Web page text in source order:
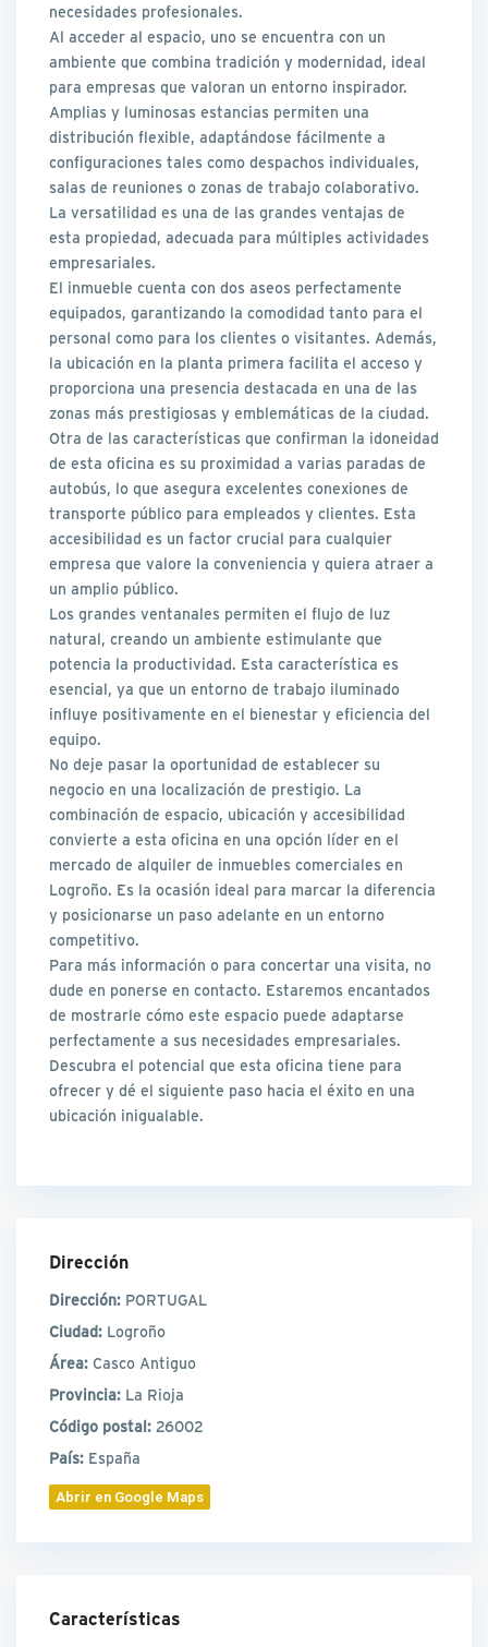
necesidades profesionales.
Al acceder al espacio, uno se encuentra con un
ambiente que combina tradición y modernidad, ideal
para empresas que valoran un entorno inspirador.
Amplias y luminosas estancias permiten una
distribución flexible, adaptándose fácilmente a
configuraciones tales como despachos individuales,
salas de reuniones o zonas de trabajo colaborativo.
La versatilidad es una de las grandes ventajas de
esta propiedad, adecuada para múltiples actividades
empresariales.
El inmueble cuenta con dos aseos perfectamente
equipados, garantizando la comodidad tanto para el
personal como para los clientes o visitantes. Además,
la ubicación en la planta primera facilita el acceso y
proporciona una presencia destacada en una de las
zonas más prestigiosas y emblemáticas de la ciudad.
Otra de las características que confirman la idoneidad
de esta oficina es su proximidad a varias paradas de
autobús, lo que asegura excelentes conexiones de
transporte público para empleados y clientes. Esta
accesibilidad es un factor crucial para cualquier
empresa que valore la conveniencia y quiera atraer a
un amplio público.
Los grandes ventanales permiten el flujo de luz
natural, creando un ambiente estimulante que
potencia la productividad. Esta característica es
esencial, ya que un entorno de trabajo iluminado
influye positivamente en el bienestar y eficiencia del
equipo.
No deje pasar la oportunidad de establecer su
negocio en una localización de prestigio. La
combinación de espacio, ubicación y accesibilidad
convierte a esta oficina en una opción líder en el
mercado de alquiler de inmuebles comerciales en
Logroño. Es la ocasión ideal para marcar la diferencia
y posicionarse un paso adelante en un entorno
competitivo.
Para más información o para concertar una visita, no
dude en ponerse en contacto. Estaremos encantados
de mostrarle cómo este espacio puede adaptarse
perfectamente a sus necesidades empresariales.
Descubra el potencial que esta oficina tiene para
ofrecer y dé el siguiente paso hacia el éxito en una
ubicación inigualable.
Dirección
Dirección: PORTUGAL
Ciudad: Logroño
Área: Casco Antiguo
Provincia: La Rioja
Código postal: 26002
País: España
Abrir en Google Maps
Características